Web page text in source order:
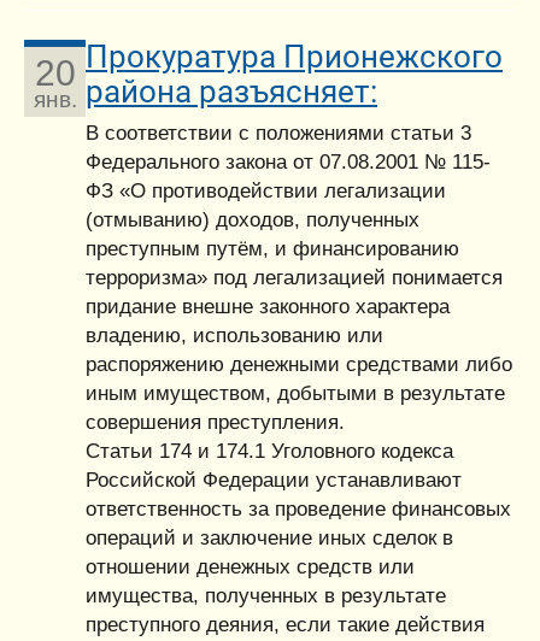
20
янв.
Прокуратура Прионежского
района разъясняет:
В соответствии с положениями статьи 3
Федерального закона от 07.08.2001 № 115-
ФЗ «О противодействии легализации
(отмыванию) доходов, полученных
преступным путём, и финансированию
терроризма» под легализацией понимается
придание внешне законного характера
владению, использованию или
распоряжению денежными средствами либо
иным имуществом, добытыми в результате
совершения преступления.
Статьи 174 и 174.1 Уголовного кодекса
Российской Федерации устанавливают
ответственность за проведение финансовых
операций и заключение иных сделок в
отношении денежных средств или
имущества, полученных в результате
преступного деяния, если такие действия